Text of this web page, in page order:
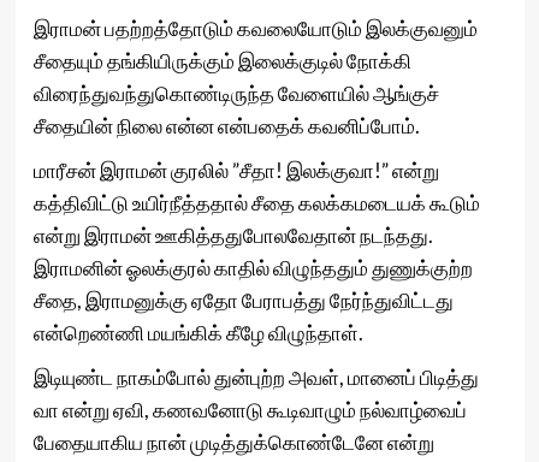
இராமன் பதற்றத்தோடும் கவலையோடும் இலக்குவனும்
சீதையும் தங்கியிருக்கும் இலைக்குடில் நோக்கி
விரைந்துவந்துகொண்டிருந்த வேளையில் ஆங்குச்
சீதையின் நிலை என்ன என்பதைக் கவனிப்போம்.
மாரீசன் இராமன் குரலில் ”சீதா! இலக்குவா!” என்று
கத்திவிட்டு உயிர்நீத்ததால் சீதை கலக்கமடையக் கூடும்
என்று இராமன் ஊகித்ததுபோலவேதான் நடந்தது.
இராமனின் ஓலக்குரல் காதில் விழுந்ததும் துணுக்குற்ற
சீதை, இராமனுக்கு ஏதோ பேராபத்து நேர்ந்துவிட்டது
என்றெண்ணி மயங்கிக் கீழே விழுந்தாள்.
இடியுண்ட நாகம்போல் துன்புற்ற அவள், மானைப் பிடித்து
வா என்று ஏவி, கணவனோடு கூடிவாழும் நல்வாழ்வைப்
பேதையாகிய நான் முடித்துக்கொண்டேனே என்று